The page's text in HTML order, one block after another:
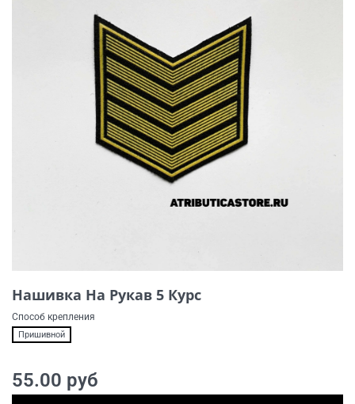
Нашивка На Рукав 5 Курс
Способ крепления
Пришивной
55.00 руб